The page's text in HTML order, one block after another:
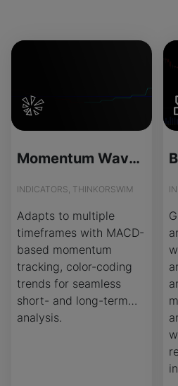
Momentum Wave Multi-Timeframe Indicator for ThinkOrSwim
INDICATORS, THINKORSWIM
Adapts to multiple
timeframes with MACD-
based momentum
tracking, color-coding
trends for seamless
short- and long-term
analysis.